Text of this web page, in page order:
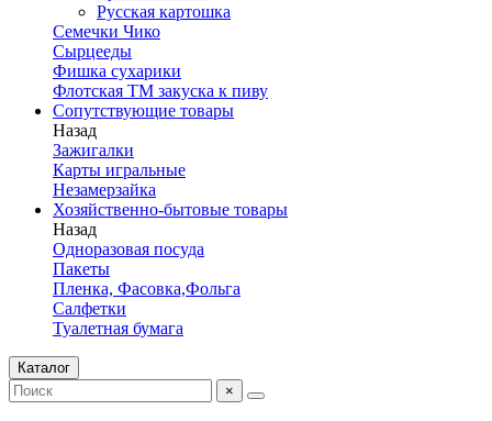
Русская картошка
Семечки Чико
Сырцееды
Фишка сухарики
Флотская ТМ закуска к пиву
Сопутствующие товары
Назад
Зажигалки
Карты игральные
Незамерзайка
Хозяйственно-бытовые товары
Назад
Одноразовая посуда
Пакеты
Пленка, Фасовка,Фольга
Салфетки
Туалетная бумага
Каталог
×